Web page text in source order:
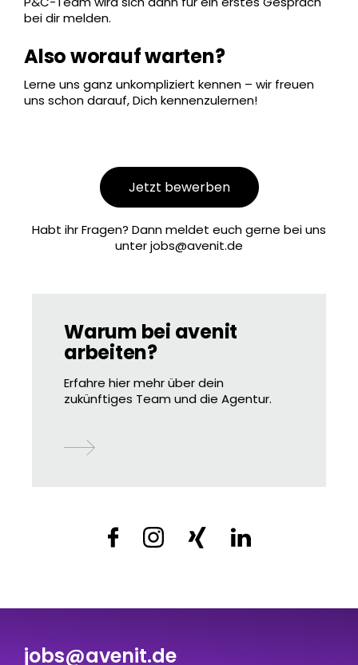
bei dir melden.
Also worauf warten?
Lerne uns ganz unkompliziert kennen – wir freuen
uns schon darauf, Dich kennenzulernen!
Jetzt bewerben
Habt ihr Fragen? Dann meldet euch gerne bei uns
unterjobs@avenit.de
Warum bei avenit
arbeiten?
Erfahre hier mehr über dein
zukünftiges Team und die Agentur.
jobs@avenit.de